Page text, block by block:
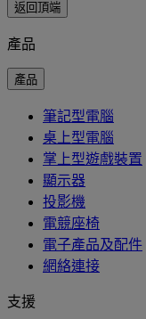
返回頂端
產品
產品
筆記型電腦
桌上型電腦
掌上型遊戲裝置
顯示器
投影機
電競座椅
電子產品及配件
網絡連接
支援